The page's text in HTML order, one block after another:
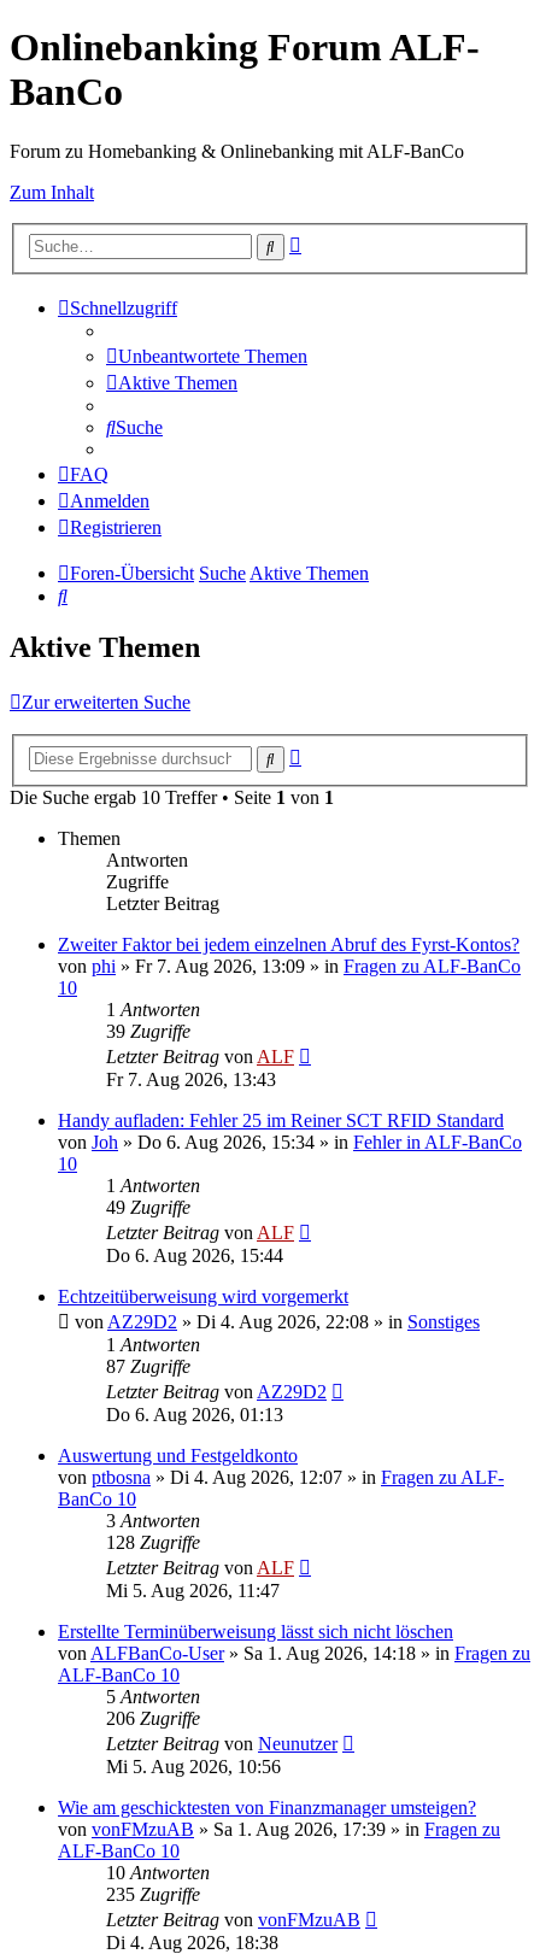
Onlinebanking Forum ALF-
BanCo
Forum zu Homebanking & Onlinebanking mit ALF-BanCo
Zum Inhalt
Suche
Schnellzugriff
Unbeantwortete Themen
Aktive Themen
Suche
FAQ
Anmelden
Registrieren
Foren-Übersicht SucheAktive Themen
Suche
Aktive Themen
Zur erweiterten Suche
Suche
Die Suche ergab 10 Treffer • Seite 1 von 1
Themen
Antworten
Zugriffe
Letzter Beitrag
Zweiter Faktor bei jedem einzelnen Abruf des Fyrst-Kontos?
von phi » Fr 7. Aug 2026, 13:09 » in Fragen zu ALF-BanCo
10
1 Antworten
39 Zugriffe
Letzter Beitrag von ALF
Fr 7. Aug 2026, 13:43
Handy aufladen: Fehler 25 im Reiner SCT RFID Standard
von Joh » Do 6. Aug 2026, 15:34 » in Fehler in ALF-BanCo
10
1 Antworten
49 Zugriffe
Letzter Beitrag von ALF
Do 6. Aug 2026, 15:44
Echtzeitüberweisung wird vorgemerkt
von AZ29D2 » Di 4. Aug 2026, 22:08 » in Sonstiges
1 Antworten
87 Zugriffe
Letzter Beitrag von AZ29D2
Do 6. Aug 2026, 01:13
Auswertung und Festgeldkonto
von ptbosna » Di 4. Aug 2026, 12:07 » in Fragen zu ALF-
BanCo 10
3 Antworten
128 Zugriffe
Letzter Beitrag von ALF
Mi 5. Aug 2026, 11:47
Erstellte Terminüberweisung lässt sich nicht löschen
von ALFBanCo-User» Sa 1. Aug 2026, 14:18 » in Fragen zu
ALF-BanCo 10
5 Antworten
206 Zugriffe
Letzter Beitrag von Neunutzer
Mi 5. Aug 2026, 10:56
Wie am geschicktesten von Finanzmanager umsteigen?
von vonFMzuAB » Sa 1. Aug 2026, 17:39 » in Fragen zu
ALF-BanCo 10
10 Antworten
235 Zugriffe
Letzter Beitrag von vonFMzuAB
Di 4. Aug 2026, 18:38